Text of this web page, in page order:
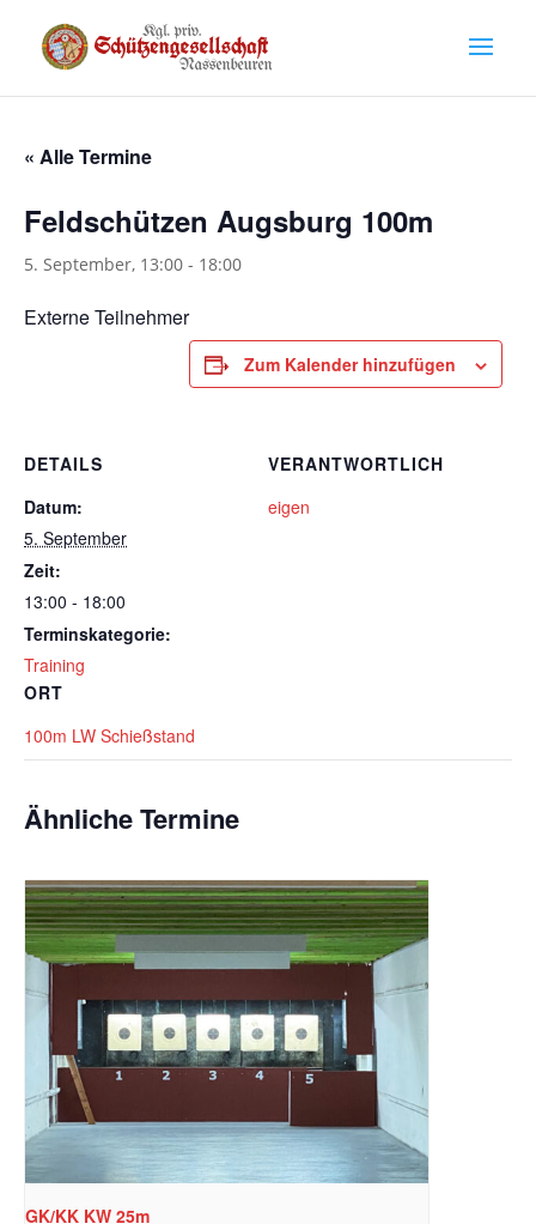
« Alle Termine
Feldschützen Augsburg 100m
5. September, 13:00 - 18:00
Externe Teilnehmer
Zum Kalender hinzufügen
DETAILS
Datum:
5. September
Zeit:
13:00 - 18:00
Terminskategorie:
Training
ORT
100m LW Schießstand
VERANTWORTLICH
eigen
Ähnliche Termine
GK/KK KW 25m